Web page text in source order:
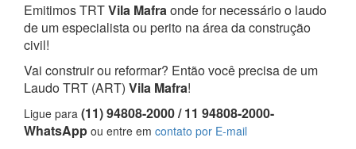
Emitimos TRTVila Mafraonde for necessário o laudo
de um especialista ou perito na área da construção
civil!
Vai construir ou reformar? Então você precisa de um
Laudo TRT (ART) Vila Mafra!
Ligue para (11) 94808-2000 / 11 94808-2000-
WhatsApp ou entre em contato por E-mail